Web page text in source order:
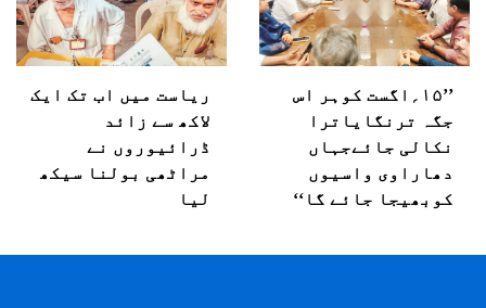
’’۱۵؍اگست کوہر اس
جگہ ترنگایاترا
نکالی جائےجہاں
دھاراوی واسیوں
کوبھیجا جائے گا‘‘
ریاست میں اب تک ایک
لاکھ سے زائد
ڈرائیوروں نے
مراٹھی بولنا سیکھ
لیا